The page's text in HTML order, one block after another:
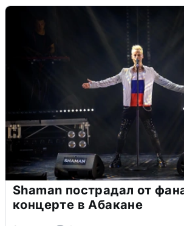
Shaman пострадал от
концерте в Абакане